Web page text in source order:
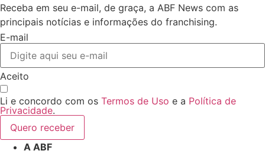
Receba em seu e-mail, de graça, a ABF News com as
principais notícias e informações do franchising.
E-mail
Aceito
Li e concordo com os Termos de Uso e a Política de
Privacidade.
Quero receber
A ABF